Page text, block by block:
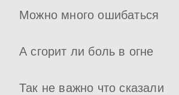
Можно много ошибаться
А сгорит ли боль в огне
Так не важно что сказали